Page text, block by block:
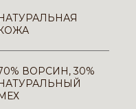
ВОРСИН, 30%